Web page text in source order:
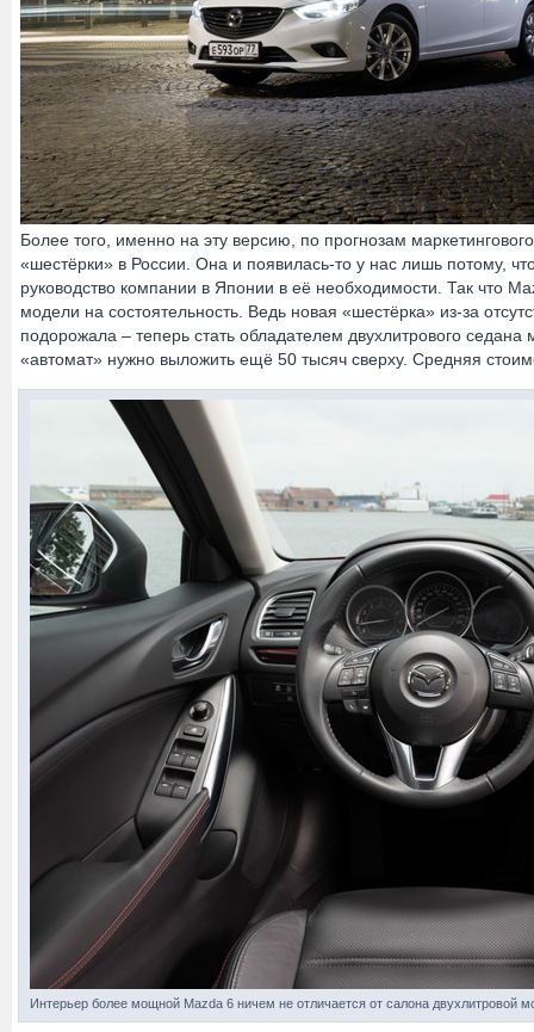
Более того, именно на эту версию, по прогнозам
«шестёрки» в России. Она и появилась-то у нас лишь потому,
руководство компании в Японии в её необходимости. Так что
модели на состоятельность. Ведь новая «шестёрка» из-за
подорожала – теперь стать обладателем двухлитрового
«автомат» нужно выложить ещё 50 тысяч сверху. Средняя
Интерьер более мощной Mazda 6 ничем не отличается от салона